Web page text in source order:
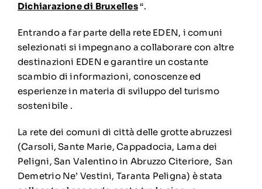
Dichiarazione di Bruxelles“.
Entrando a far parte della rete EDEN, i comuni
selezionati si impegnano a collaborare con altre
destinazioni EDEN e garantire un costante
scambio di informazioni, conoscenze ed
esperienze in materia di sviluppo del turismo
sostenibile .
La rete dei comuni di città delle grotte abruzzesi
(Carsoli, Sante Marie, Cappadocia, Lama dei
Peligni, San Valentino in Abruzzo Citeriore, San
Demetrio Ne’ Vestini, Taranta Peligna) è stata